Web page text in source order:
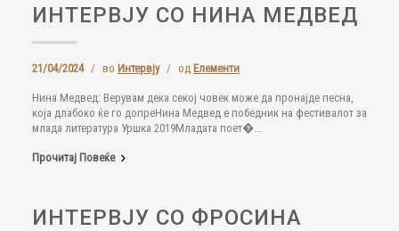
ИНТЕРВЈУ СО НИНА МЕДВЕД
21/04/2024 / во Интервју / од Елементи
Нина Медвед: Верувам дека секој човек може да пронајде песна,
која длабоко ќе го допреНина Медвед е победник на фестивалот за
млада литература Уршка 2019Младата поет�...
Прочитај Повеќе
ИНТЕРВЈУ СО ФРОСИНА